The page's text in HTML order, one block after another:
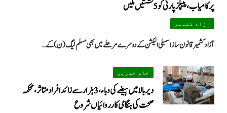
پر کامیاب، پیپلزپارٹی کو 5 نشستیں ملیں
آزاد کشمیر
آزاد کشمیر قانون ساز اسمبلی الیکشن کے دوسرے مرحلے میں بھی مسلم لیگ (ن) کے…
خاص خبریں
دیر بالا میں ہیضے کی وباء، 3 ہزار سے زائد افراد متاثر، محکمہ
صحت کی ہنگامی کارروائیاں شروع